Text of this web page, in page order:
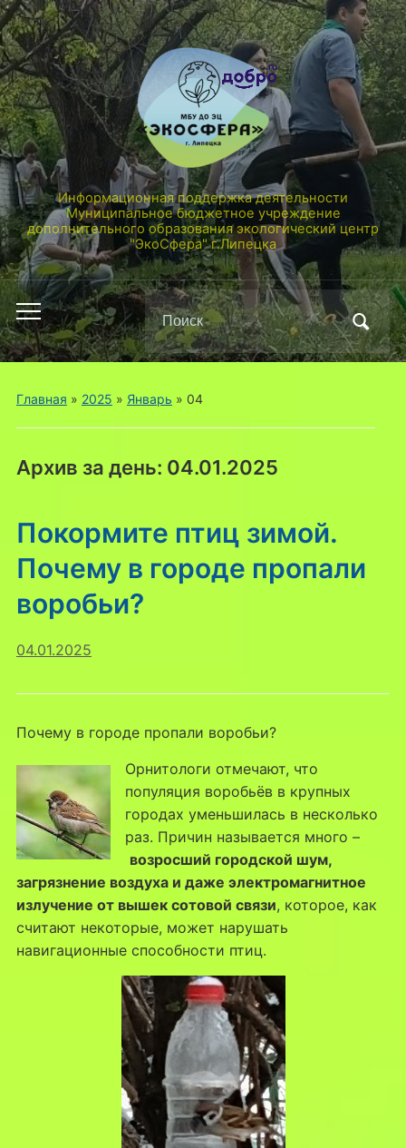
Информационная поддержка деятельности
Муниципальное бюджетное учреждение
дополнительного образования экологический центр
"ЭкоСфера" г.Липецка
Переключить
мобильное
меню
Поиск
по:
Главная » 2025 » Январь » 04
Архив за день: 04.01.2025
Покормите птиц зимой.
Почему в городе пропали
воробьи?
04.01.2025
Почему в городе пропали воробьи?
Орнитологи отмечают, что
популяция воробьёв в крупных
городах уменьшилась в несколько
раз. Причин называется много –
возросший городской шум,
загрязнение воздуха и даже электромагнитное
излучение от вышек сотовой связи, которое, как
считают некоторые, может нарушать
навигационные способности птиц.